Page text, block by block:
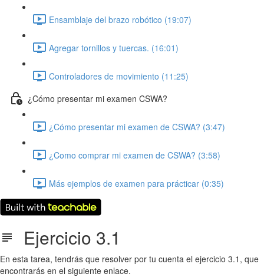
Ensamblaje del brazo robótico (19:07)
Agregar tornillos y tuercas. (16:01)
Controladores de movimiento (11:25)
¿Cómo presentar mi examen CSWA?
¿Cómo presentar mi examen de CSWA? (3:47)
¿Como comprar mi examen de CSWA? (3:58)
Más ejemplos de examen para prácticar (0:35)
Ejercicio 3.1
En esta tarea, tendrás que resolver por tu cuenta el ejercicio 3.1, que
encontrarás en el siguiente enlace.